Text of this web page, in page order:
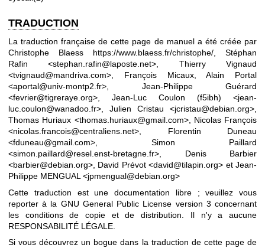
TRADUCTION
La traduction française de cette page de manuel a été créée par
Christophe Blaess https://www.blaess.fr/christophe/, Stéphan
Rafin <stephan.rafin@laposte.net>, Thierry Vignaud
<tvignaud@mandriva.com>, François Micaux, Alain Portal
<aportal@univ-montp2.fr>, Jean-Philippe Guérard
<fevrier@tigreraye.org>, Jean-Luc Coulon (f5ibh) <jean-
luc.coulon@wanadoo.fr>, Julien Cristau <jcristau@debian.org>,
Thomas Huriaux <thomas.huriaux@gmail.com>, Nicolas François
<nicolas.francois@centraliens.net>, Florentin Duneau
<fduneau@gmail.com>, Simon Paillard
<simon.paillard@resel.enst-bretagne.fr>, Denis Barbier
<barbier@debian.org>, David Prévot <david@tilapin.org> et Jean-
Philippe MENGUAL <jpmengual@debian.org>
Cette traduction est une documentation libre ; veuillez vous
reporter à la GNU General Public License version 3 concernant
les conditions de copie et de distribution. Il n'y a aucune
RESPONSABILITÉ LÉGALE.
Si vous découvrez un bogue dans la traduction de cette page de